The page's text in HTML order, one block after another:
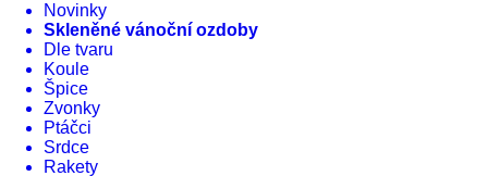
Novinky
Skleněné vánoční ozdoby
Dle tvaru
Koule
Špice
Zvonky
Ptáčci
Srdce
Rakety